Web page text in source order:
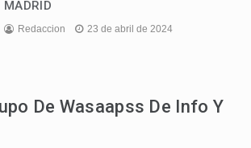
MADRID
Redaccion 23 de abril de 2024
De Wasaapss De Info Y